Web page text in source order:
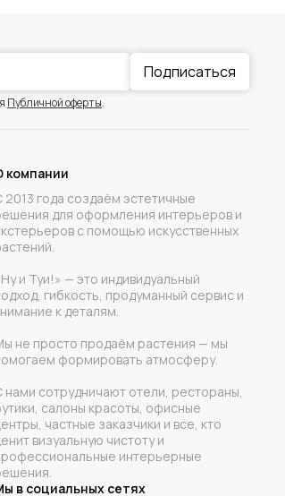
Подписаться
Публичной оферты.
компании
2013 года создаём эстетичные
для оформления интерьеров и
с помощью искусственных
и Туи!» — это индивидуальный
гибкость, продуманный сервис и
к деталям.
не просто продаём растения — мы
формировать атмосферу.
нами сотрудничают отели, рестораны,
салоны красоты, офисные
частные заказчики и все, кто
визуальную чистоту и
интерьерные
в социальных сетях